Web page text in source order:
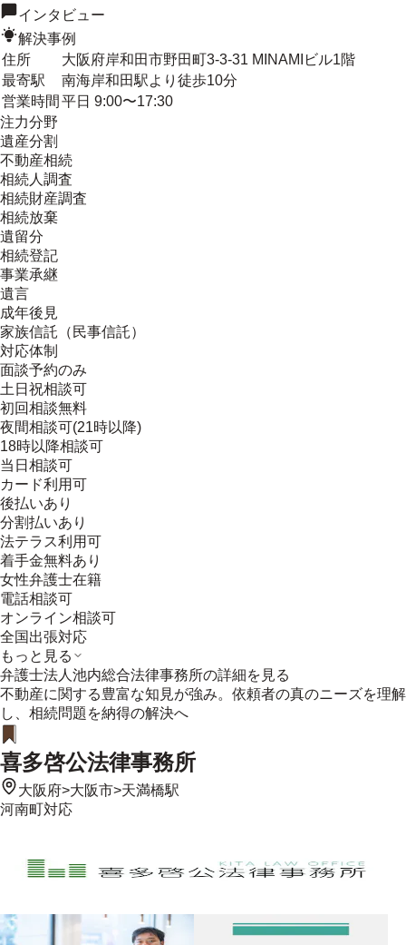
インタビュー
解決事例
住所
大阪府岸和田市野田町3-3-31 MINAMIビル1階
最寄駅
南海岸和田駅より徒歩10分
営業時間 平日 9:00〜17:30
注力分野
遺産分割
不動産相続
相続人調査
相続財産調査
相続放棄
遺留分
相続登記
事業承継
遺言
成年後見
家族信託（民事信託）
対応体制
面談予約のみ
土日祝相談可
初回相談無料
夜間相談可(21時以降)
18時以降相談可
当日相談可
カード利用可
後払いあり
分割払いあり
法テラス利用可
着手金無料あり
女性弁護士在籍
電話相談可
オンライン相談可
全国出張対応
もっと見る
弁護士法人池内総合法律事務所の詳細を見る
不動産に関する豊富な知見が強み。依頼者の真のニーズを理解
し、相続問題を納得の解決へ
喜多啓公法律事務所
大阪府>大阪市>天満橋駅
河南町対応